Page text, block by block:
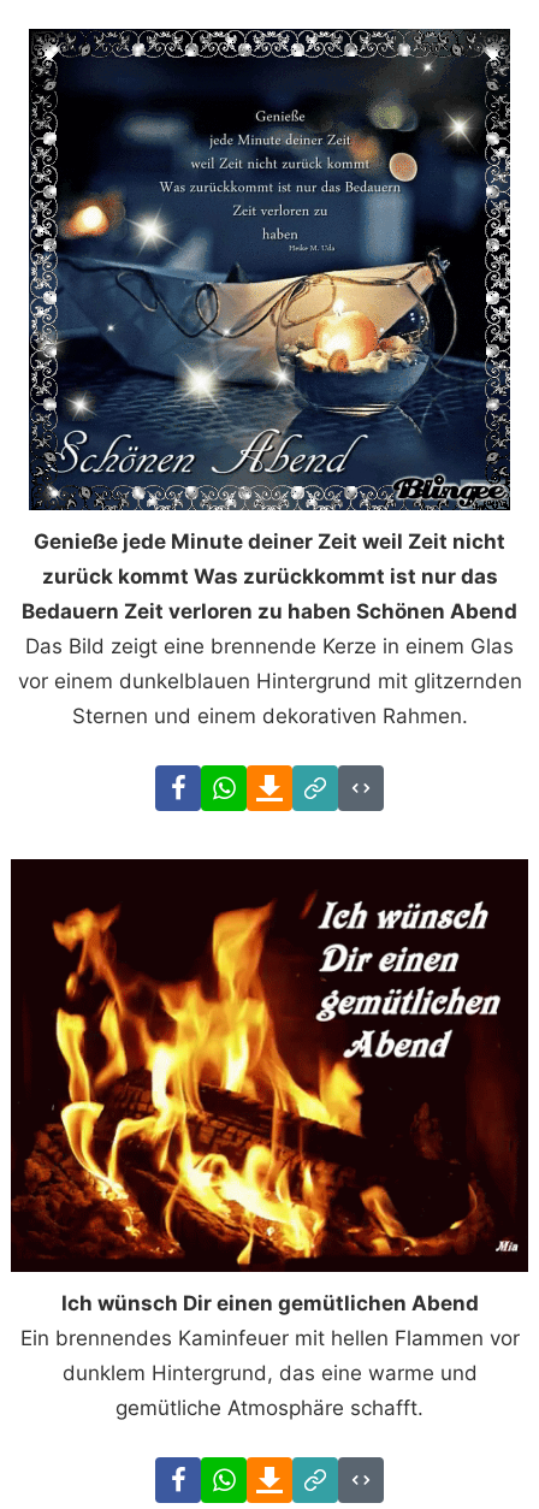
Genieße jede Minute deiner Zeit weil Zeit nicht
zurück kommt Was zurückkommt ist nur das
Bedauern Zeit verloren zu haben Schönen Abend
Das Bild zeigt eine brennende Kerze in einem Glas
vor einem dunkelblauen Hintergrund mit glitzernden
Sternen und einem dekorativen Rahmen.
FacebookWhatsAppDownload
Link
Code
Ich wünsch Dir einen gemütlichen Abend
Ein brennendes Kaminfeuer mit hellen Flammen vor
dunklem Hintergrund, das eine warme und
gemütliche Atmosphäre schafft.
FacebookWhatsAppDownload
Link
Code